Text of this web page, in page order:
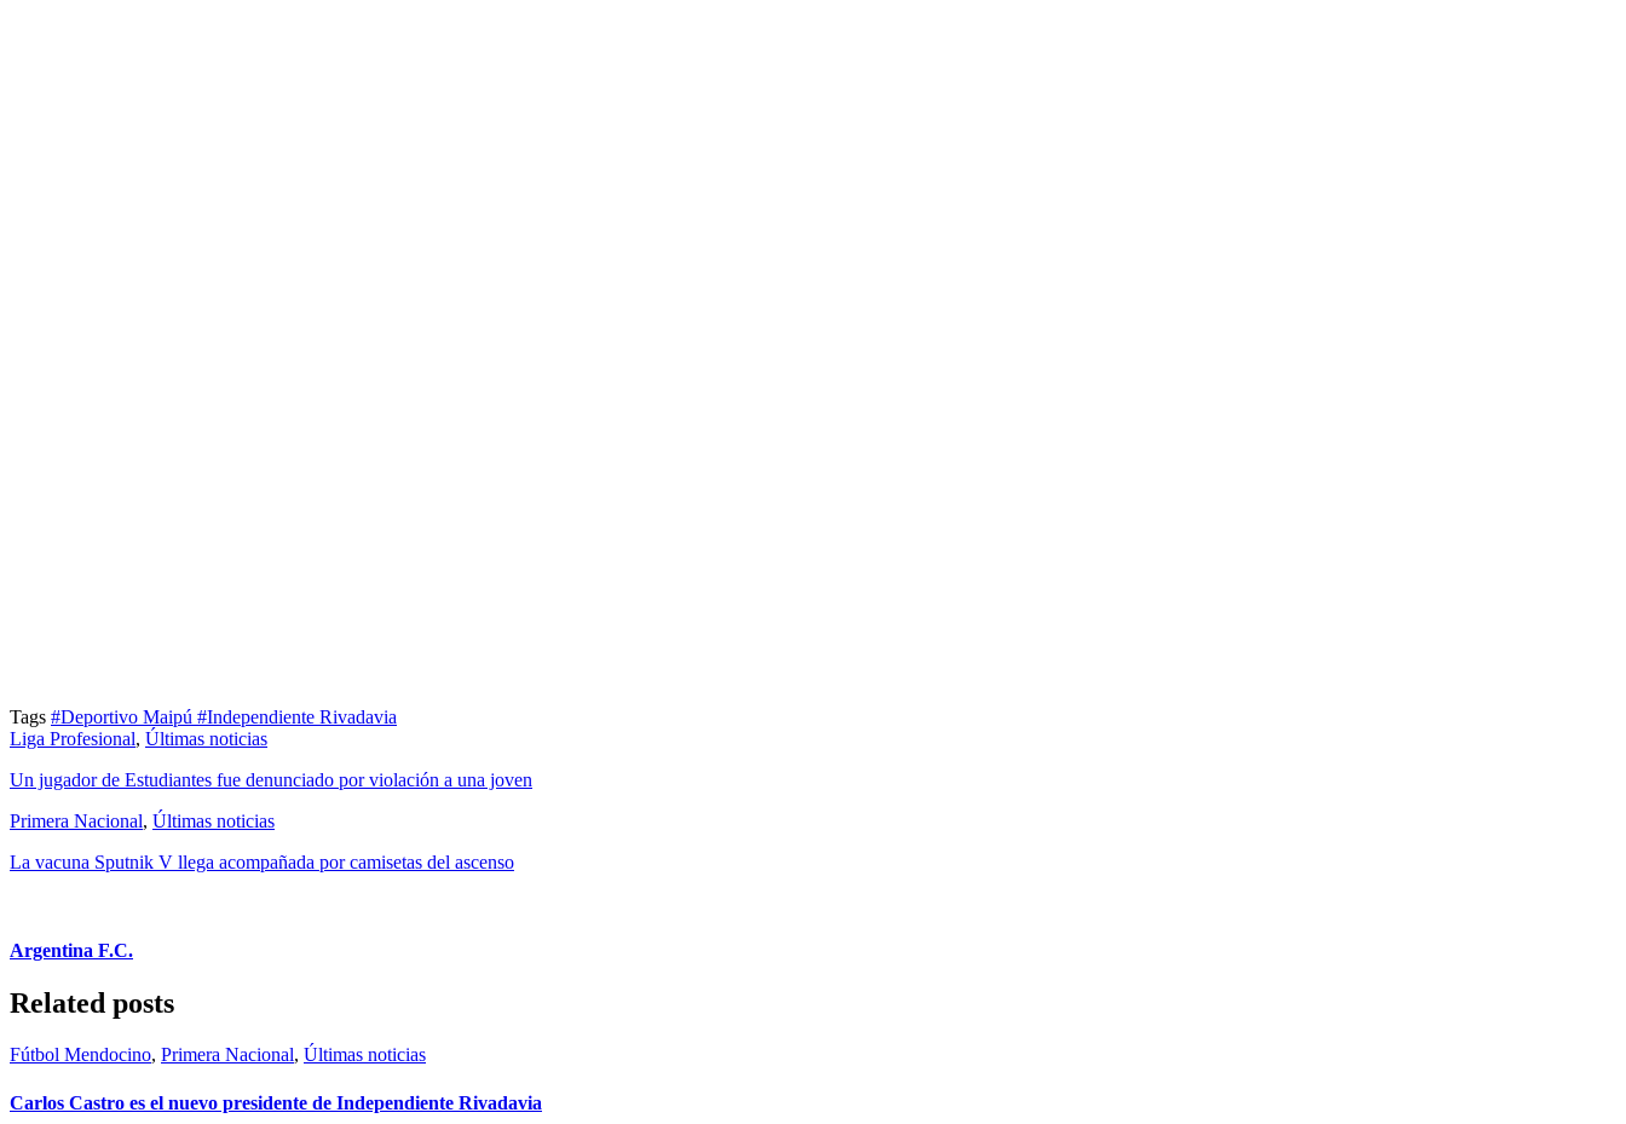
Tags #Deportivo Maipú #Independiente Rivadavia
Liga Profesional, Últimas noticias
Un jugador de Estudiantes fue denunciado por violación a una joven
Primera Nacional, Últimas noticias
La vacuna Sputnik V llega acompañada por camisetas del ascenso
Argentina F.C.
Related posts
Fútbol Mendocino, Primera Nacional, Últimas noticias
Carlos Castro es el nuevo presidente de Independiente Rivadavia